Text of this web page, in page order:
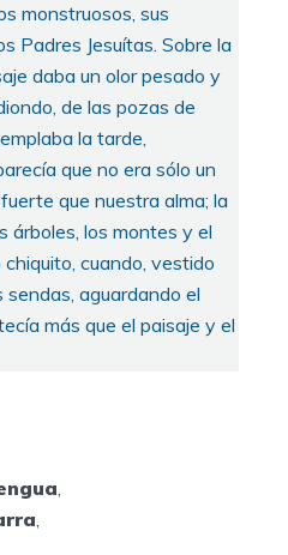
monstruosos, sus
Padres Jesuítas. Sobre la
daba un olor pesado y
de las pozas de
la tarde,
que no era sólo un
que nuestra alma; la
árboles, los montes y el
cuando, vestido
sendas, aguardando el
más que el paisaje y el